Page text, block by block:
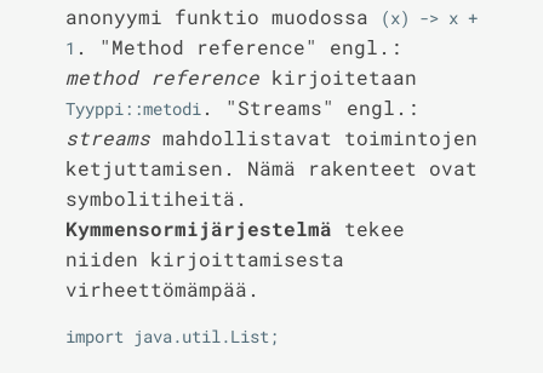
anonyymi funktio muodossa
(x) -> x +
1 . "Method reference" engl.:
method referencekirjoitetaan
Tyyppi::metodi . "Streams" engl.:
streamsmahdollistavat toimintojen
ketjuttamisen. Nämä rakenteet ovat
symbolitiheitä.
Kymmensormijärjestelmä tekee
niiden kirjoittamisesta
virheettömämpää.
import java.util.List;